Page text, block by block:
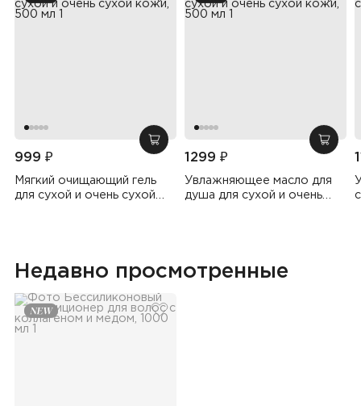
добавить в корзину
999 ₽
Мягкий очищающий гель
для сухой и очень сухой
1299 ₽
Увлажняющее масло для
душа для сухой и очень
Недавно просмотренные
добавить в избранное